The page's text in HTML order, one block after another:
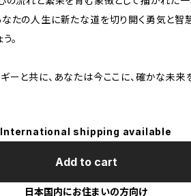
たの人生に新たな道を切り開く勇気と智
。
ーと共に、あなたは今ここに、確かな未来
International shipping available
Add to cart
日本国内にお住まいの方向け